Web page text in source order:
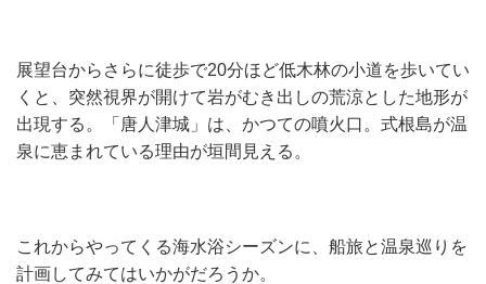
展望台からさらに徒歩で20分ほど低木林の小道を歩いてい
くと、突然視界が開けて岩がむき出しの荒涼とした地形が
出現する。「唐人津城」は、かつての噴火口。式根島が温
泉に恵まれている理由が垣間見える。
これからやってくる海水浴シーズンに、船旅と温泉巡りを
計画してみてはいかがだろうか。